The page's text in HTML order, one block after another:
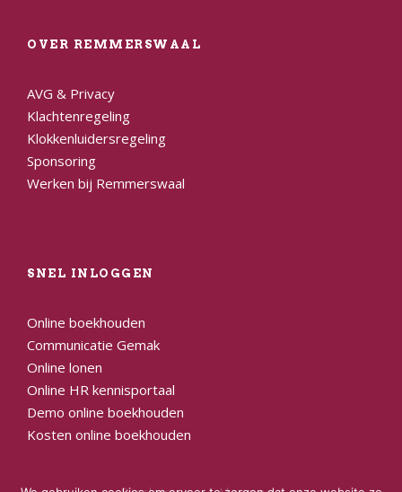
OVER REMMERSWAAL
AVG & Privacy
Klachtenregeling
Klokkenluidersregeling
Sponsoring
Werken bij Remmerswaal
SNEL INLOGGEN
Online boekhouden
Communicatie Gemak
Online lonen
Online HR kennisportaal
Demo online boekhouden
Kosten online boekhouden